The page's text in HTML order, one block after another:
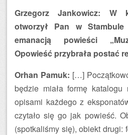
Grzegorz Jankowicz: W
otworzył Pan w
emanacją powieści
Opowieść przybrała postać
Orhan Pamuk: […]
będzie miała formę katalogu
opisami każdego z
czytało się go jak powieść.
(spotkaliśmy się), obiekt drugi: